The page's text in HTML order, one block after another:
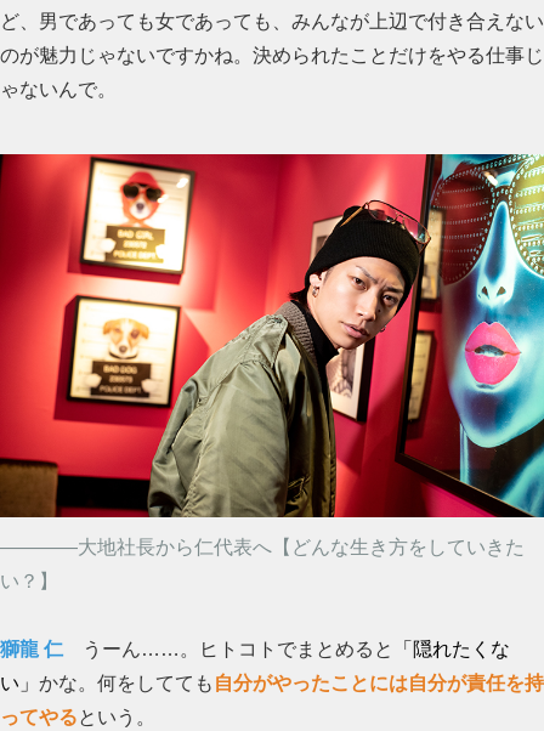
ど、男であっても女であっても、みんなが上辺で付き合えない
のが魅力じゃないですかね。決められたことだけをやる仕事じ
ゃないんで。
――――大地社長から仁代表へ【どんな生き方をしていきた
い？】
獅龍 仁 うーん……。ヒトコトでまとめると
「隠れたくな
い」 かな。何をしてても 自分がやったことには自分が責任を持
ってやるという。